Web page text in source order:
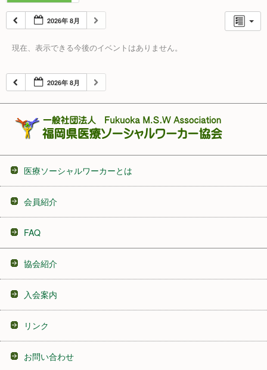
2026年 8月
現在、表示できる今後のイベントはありません。
2026年 8月
医療ソーシャルワーカーとは
会員紹介
FAQ
協会紹介
入会案内
リンク
お問い合わせ